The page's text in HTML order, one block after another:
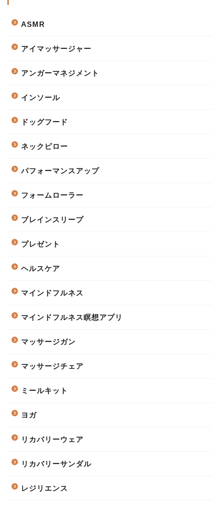
ASMR
アイマッサージャー
アンガーマネジメント
インソール
ドッグフード
ネックピロー
パフォーマンスアップ
フォームローラー
ブレインスリープ
プレゼント
ヘルスケア
マインドフルネス
マインドフルネス瞑想アプリ
マッサージガン
マッサージチェア
ミールキット
ヨガ
リカバリーウェア
リカバリーサンダル
レジリエンス